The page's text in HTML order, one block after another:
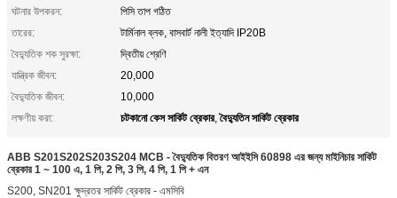
ঘটনার উপকরন:
পিসি তাপ গঠিত
তারের:
টার্মিনাল ব্লক, বাসবার্ট নালী ইত্যাদি IP20B
বৈদ্যুতিক শক সুরক্ষা:
দ্বিতীয় শ্রেণি
যান্ত্রিক জীবন:
20,000
বৈদ্যুতিক জীবন:
10,000
লক্ষণীয় করা:
চটকানো কেস সার্কিট ব্রেকার,বৈদ্যুতিন সার্কিট ব্রেকার
ABB S201S202S203S204 MCB - বৈদ্যুতিক বিতরণ আইইসি 60898 এর জন্য মাইনিচার সার্কিট
ব্রেকার 1 ~ 100 এ, 1 পি, 2 পি, 3 পি, 4 পি, 1 পি + এন
S200, SN201 ক্ষুদ্রতর সার্কিট ব্রেকার - এমসিবি